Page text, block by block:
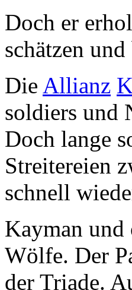
Doch er
schätzen
Die Allianz
soldiers und
Doch lange
Streitereien
schnell
Kayman und
Wölfe. Der
der Triade.